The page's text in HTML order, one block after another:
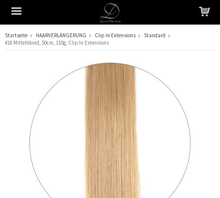
Das Produkt wurde in Ihren Warenkorb gelegt
Startseite HAARVERLÄNGERUNG Clip In Extensions
Standard
#18 Mittelblond, 50cm, 110g, Clip In Extensions